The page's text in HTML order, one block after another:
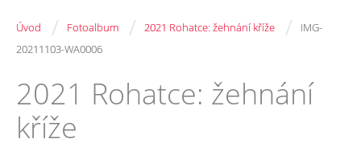
Úvod / Fotoalbum / 2021 Rohatce: žehnání kříže /
IMG-
20211103-WA0006
2021 Rohatce: žehnání
kříže